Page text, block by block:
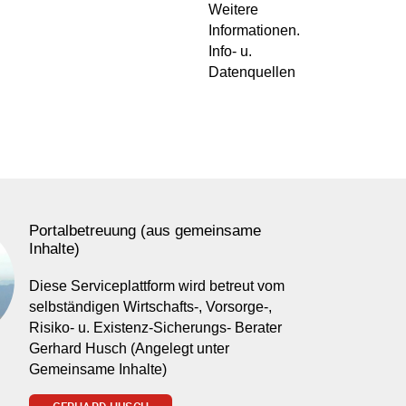
Weitere
Informationen.
Info- u.
Datenquellen
Portalbetreuung (aus gemeinsame
Inhalte)
Diese Serviceplattform wird betreut vom
selbständigen Wirtschafts-, Vorsorge-,
Risiko- u. Existenz-Sicherungs- Berater
Gerhard Husch (Angelegt unter
Gemeinsame Inhalte)